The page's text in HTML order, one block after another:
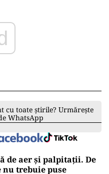
cu toate știrile? Urmărește
WhatsApp
de aer și palpitații. De
nu trebuie puse